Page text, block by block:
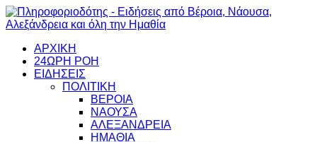
ΑΡΧΙΚΗ
24ΩΡΗ ΡΟΗ
ΕΙΔΗΣΕΙΣ
ΠΟΛΙΤΙΚΗ
ΒΕΡΟΙΑ
ΝΑΟΥΣΑ
ΑΛΕΞΑΝΔΡΕΙΑ
ΗΜΑΘΙΑ